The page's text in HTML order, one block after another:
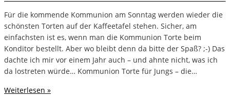
Für die kommende Kommunion am Sonntag werden wieder die
schönsten Torten auf der Kaffeetafel stehen. Sicher, am
einfachsten ist es, wenn man die Kommunion Torte beim
Konditor bestellt. Aber wo bleibt denn da bitte der Spaß? ;-) Das
dachte ich mir vor einem Jahr auch – und ahnte nicht, was ich
da lostreten würde… Kommunion Torte für Jungs – die…
Weiterlesen »